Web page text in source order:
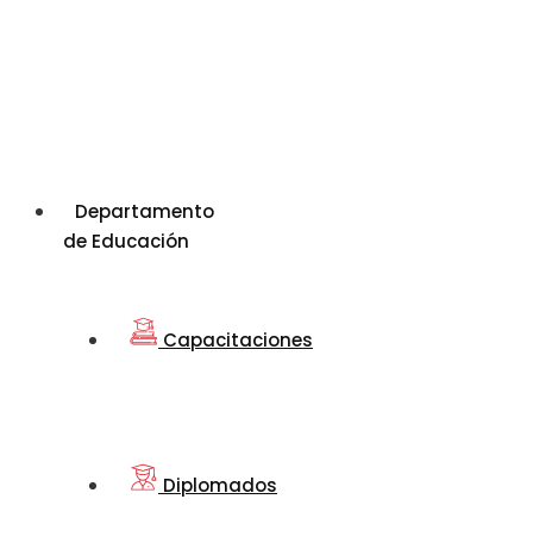
Departamento
de Educación
Capacitaciones
Diplomados